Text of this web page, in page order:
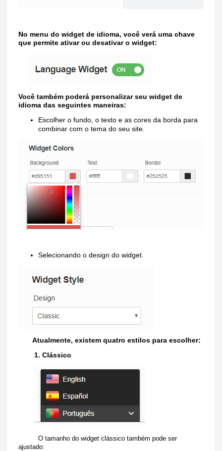
No menu do widget de idioma, você verá uma chave
que permite ativar ou desativar o widget:
Você também poderá personalizar seu widget de
idioma das seguintes maneiras:
Escolher o fundo, o texto e as cores da borda para
combinar com o tema do seu site.
Selecionando o design do widget.
Atualmente, existem quatro estilos para escolher:
1. Clássico
O tamanho do widget clássico também pode ser
ajustado: